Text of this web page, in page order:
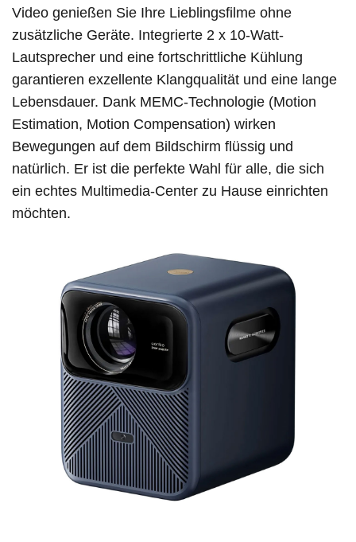
Video genießen Sie Ihre Lieblingsfilme ohne
zusätzliche Geräte. Integrierte 2 x 10-Watt-
Lautsprecher und eine fortschrittliche Kühlung
garantieren exzellente Klangqualität und eine lange
Lebensdauer. Dank MEMC-Technologie (Motion
Estimation, Motion Compensation) wirken
Bewegungen auf dem Bildschirm flüssig und
natürlich. Er ist die perfekte Wahl für alle, die sich
ein echtes Multimedia-Center zu Hause einrichten
möchten.